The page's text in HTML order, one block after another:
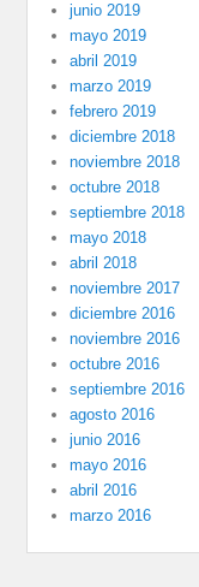
junio 2019
mayo 2019
abril 2019
marzo 2019
febrero 2019
diciembre 2018
noviembre 2018
octubre 2018
septiembre 2018
mayo 2018
abril 2018
noviembre 2017
diciembre 2016
noviembre 2016
octubre 2016
septiembre 2016
agosto 2016
junio 2016
mayo 2016
abril 2016
marzo 2016